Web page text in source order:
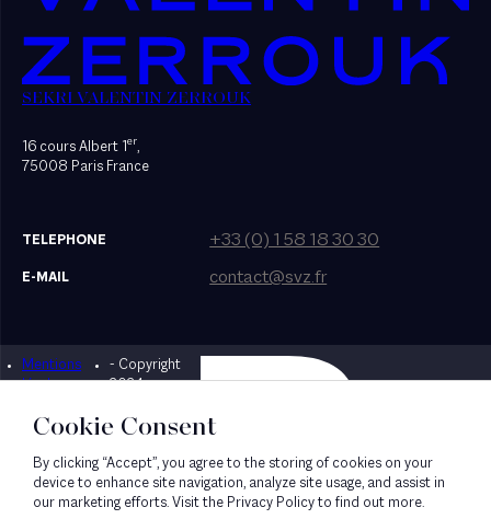
SEKRI VALENTIN ZERROUK
16 cours Albert 1er,
75008 Paris France
TELEPHONE +33 (0) 1 58 18 30 30
E-MAIL contact@svz.fr
Mentions
légales
- Copyright
2024
Designed by Bonhomme
Cookie Consent
By clicking “Accept”, you agree to the storing of cookies on your
device to enhance site navigation, analyze site usage, and assist in
our marketing efforts. Visit the Privacy Policy to find out more.